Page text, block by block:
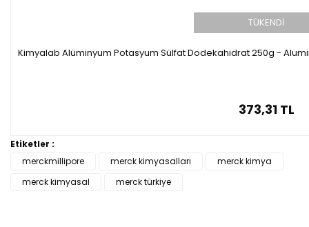
TÜKENDİ
Kimyalab Alüminyum Potasyum Sülfat Dodekahidrat 250g -
373,31 TL
Etiketler :
merckmillipore
merck kimyasalları
merck kimya
merck kimyasal
merck türkiye